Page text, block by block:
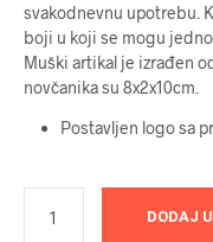
svakodnevnu upotrebu.
boji u koji se mogu
Muški artikal je izrađen
novčanika su 8x2x10cm.
Postavljen logo sa
DODAJ